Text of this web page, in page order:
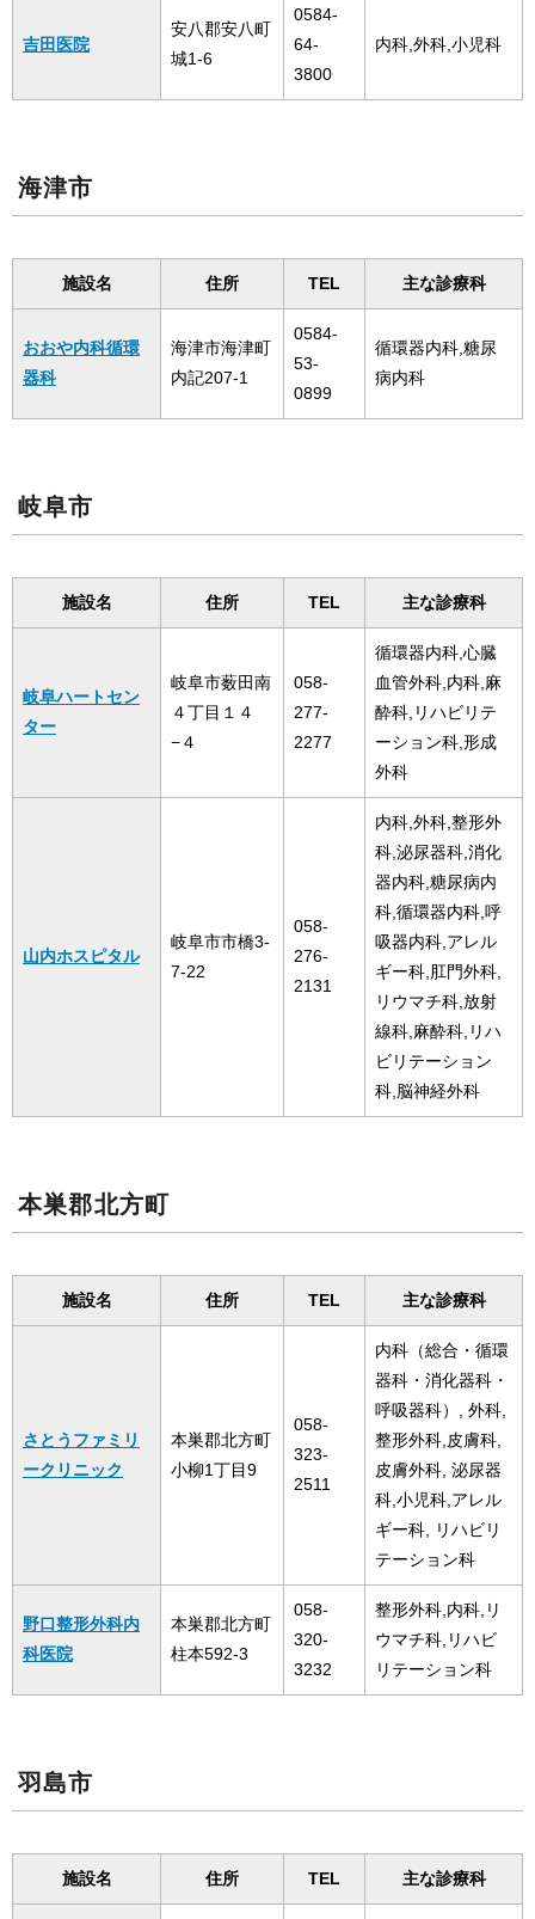
吉田医院
安八郡安八町
城1-6
0584-
64-
3800
内科,外科,小児科
海津市
施設名 住所 TEL 主な診療科
おおや内科循環
器科
海津市海津町
内記207-1
0584-
53-
0899
循環器内科,糖尿
病内科
岐阜市
施設名 住所 TEL 主な診療科
岐阜ハートセン
ター
岐阜市薮田南
４丁目１４
−４
058-
277-
2277
循環器内科,心臓
血管外科,内科,麻
酔科,リハビリテ
ーション科,形成
外科
山内ホスピタル
岐阜市市橋3-
7-22
058-
276-
2131
内科,外科,整形外
科,泌尿器科,消化
器内科,糖尿病内
科,循環器内科,呼
吸器内科,アレル
ギー科,肛門外科,
リウマチ科,放射
線科,麻酔科,リハ
ビリテーション
科,脳神経外科
本巣郡北方町
施設名 住所 TEL 主な診療科
さとうファミリ
ークリニック
本巣郡北方町
小柳1丁目9
058-
323-
2511
内科（総合・循環
器科・消化器科・
呼吸器科）, 外科,
整形外科,皮膚科,
皮膚外科, 泌尿器
科,小児科,アレル
ギー科, リハビリ
テーション科
野口整形外科内
科医院
本巣郡北方町
柱本592-3
058-
320-
3232
整形外科,内科,リ
ウマチ科,リハビ
リテーション科
羽島市
施設名 住所 TEL 主な診療科